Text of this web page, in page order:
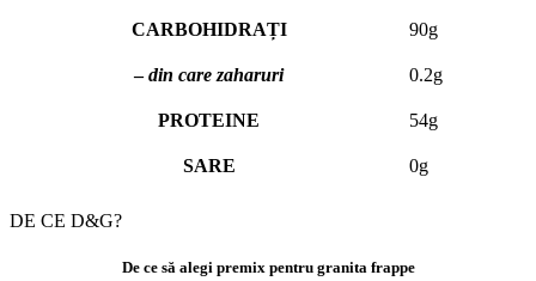
CARBOHIDRAȚI 90g
–din care zaharuri 0.2g
PROTEINE 54g
SARE 0g
DE CE D&G?
De ce să alegi premix pentru granita frappe